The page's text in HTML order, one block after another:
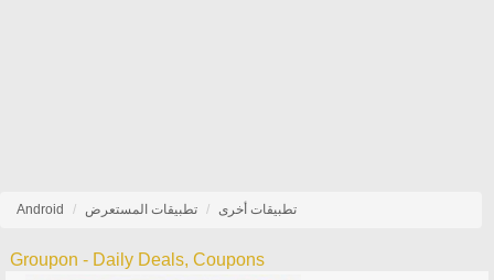
Android تطبيقات المستعرض تطبيقات أخرى
Groupon - Daily Deals, Coupons